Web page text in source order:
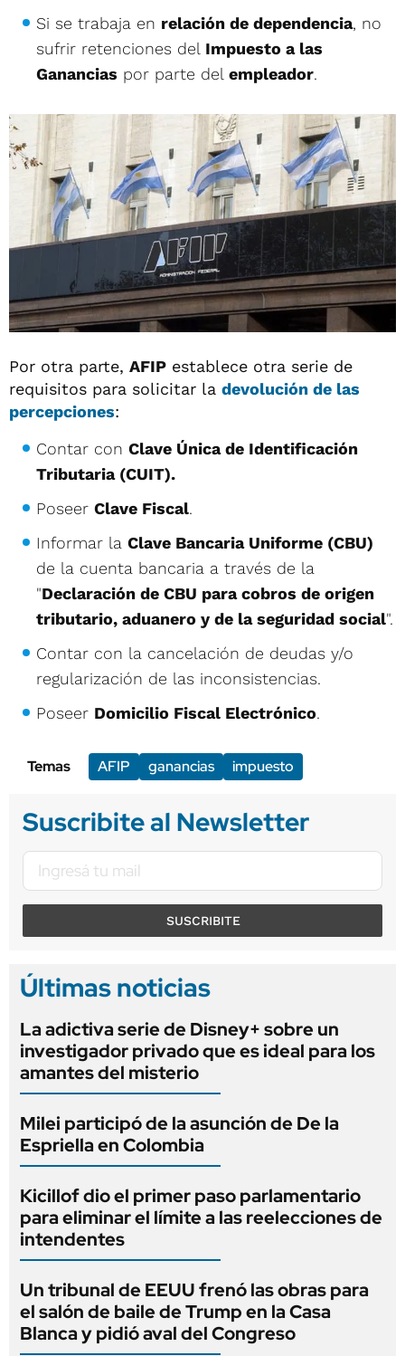
Si se trabaja en relación de dependencia, no
sufrir retenciones del Impuesto a las
Ganancias por parte del empleador.
Por otra parte, AFIP establece otra serie de
requisitos para solicitar la devolución de las
percepciones:
Contar con Clave Única de Identificación
Tributaria (CUIT).
Poseer Clave Fiscal.
Informar la Clave Bancaria Uniforme (CBU)
de la cuenta bancaria a través de la
"Declaración de CBU para cobros de origen
tributario, aduanero y de la seguridad social".
Contar con la cancelación de deudas y/o
regularización de las inconsistencias.
Poseer Domicilio Fiscal Electrónico.
Temas AFIP ganancias impuesto
Suscribite al Newsletter
SUSCRIBITE
Últimas noticias
La adictiva serie de Disney+ sobre un
investigador privado que es ideal para los
amantes del misterio
Milei participó de la asunción de De la
Espriella en Colombia
Kicillof dio el primer paso parlamentario
para eliminar el límite a las reelecciones de
intendentes
Un tribunal de EEUU frenó las obras para
el salón de baile de Trump en la Casa
Blanca y pidió aval del Congreso